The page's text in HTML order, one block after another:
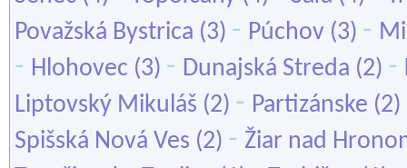
Považská Bystrica (3) - Púchov (3) -
- Hlohovec (3) - Dunajská Streda (2) -
Liptovský Mikuláš (2) - Partizánske (2)
Spišská Nová Ves (2) - Žiar nad